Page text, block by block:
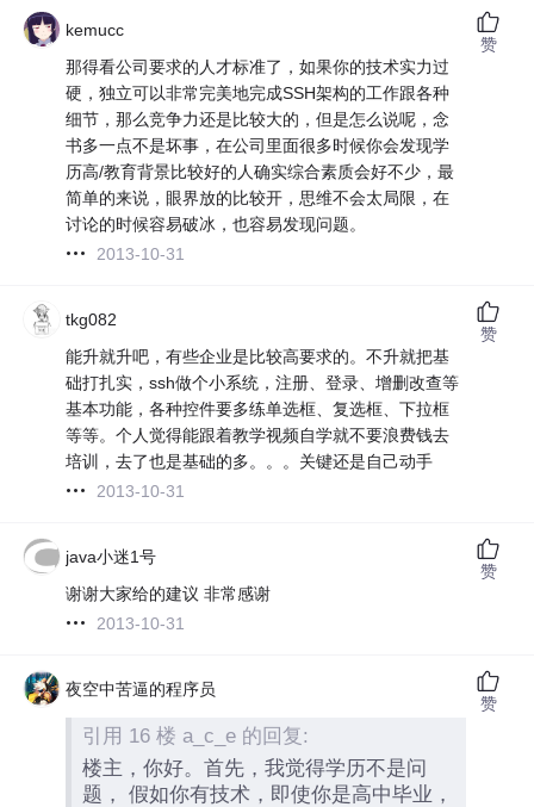
kemucc
那得看公司要求的人才标准了，如果你的技术实力过
硬，独立可以非常完美地完成SSH架构的工作跟各种
细节，那么竞争力还是比较大的，但是怎么说呢，念
书多一点不是坏事，在公司里面很多时候你会发现学
历高/教育背景比较好的人确实综合素质会好不少，最
简单的来说，眼界放的比较开，思维不会太局限，在
讨论的时候容易破冰，也容易发现问题。
2013-10-31
赞
tkg082
能升就升吧，有些企业是比较高要求的。不升就把基
础打扎实，ssh做个小系统，注册、登录、增删改查等
基本功能，各种控件要多练单选框、复选框、下拉框
等等。个人觉得能跟着教学视频自学就不要浪费钱去
培训，去了也是基础的多。。。关键还是自己动手
2013-10-31
赞
java小迷1号
谢谢大家给的建议 非常感谢
2013-10-31
赞
夜空中苦逼的程序员
引用 16 楼 a_c_e 的回复:
楼主，你好。首先，我觉得学历不是问
题， 假如你有技术，即使你是高中毕业，
赞